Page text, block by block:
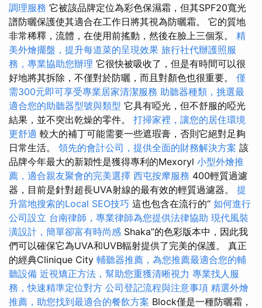
調理服務 它被該品牌定位為彩色保濕霜，但其SPF20寬光
譜防曬保護使其適合在工作日將其視為防曬霜。 它的質地
非常稀釋，流體，在使用前搖動，然後在臉上三個泵。 精
美外燴擺盤，提升每道菜的呈現效果 旅行社代辦護照服
務，專業協助您辦理 它很快被吸收了，但是有時間可以很
好地將其拆除，不僅對於防曬，而且對顏色也很重要。 僅
需300元即可享受專業居家清潔服務 助聽器種類，挑選最
適合您的助聽器型號與類型 它具有啞光，但不舒服的啞光
結果，並不突出乾燥的零件。 打掃家裡，讓您的居住環境
更舒適 較大的補丁可能需要一些遮瑕膏，否則它絕對足夠
日常生活。 領先的會計公司，提供全面的財務解決方案 該
品牌今年最大的新穎性是獲得專利的Mexoryl 小型外燴推
薦，適合親友聚會的完美選擇 西屯按摩服務 400輕質過濾
器，目前是針對超長UVA射線的最有效的輕質過濾器。 提
升當地搜索的Local SEO技巧 這也包含在流行的“ 如何進行
公司設立 台南律師，專業律師為您提供法律協助 現代風裝
潢設計，簡單卻富有時尚感 Shaka”的色彩版本中，因此我
們可以確保它為UVA和UVB輻射提供了完美的保護。 真正
的經典Clinique City 輔聽器推薦，為您推薦最適合您的輔
聽設備 近視矯正方法，幫助您重獲清晰視力 專業找人服
務，快速精準定位對方 公司登記流程與注意事項 精選外燴
推薦，助您找到最適合的餐飲方案 Block僅是一種防曬霜，